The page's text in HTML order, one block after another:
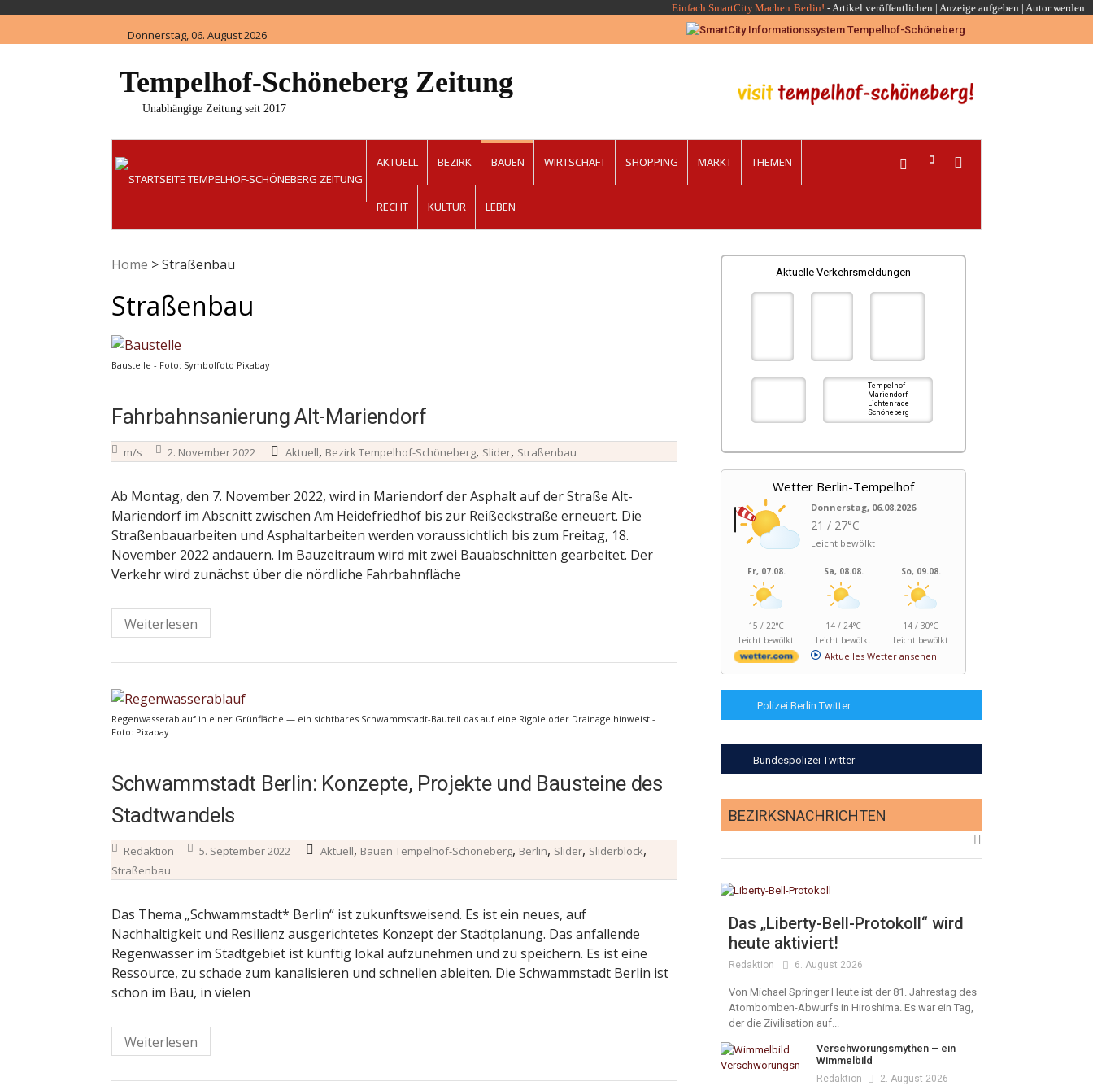
content
Einfach.SmartCity.Machen:Berlin! -Artikel veröffentlichen | Anzeige aufgeben | Autor werden
Donnerstag, 06. August 2026
Tempelhof-Schöneberg Zeitung
Unabhängige Zeitung seit 2017
AKTUELL BEZIRK BAUEN WIRTSCHAFT SHOPPING MARKT THEMEN
RECHT KULTUR LEBEN
Home >Straßenbau
Straßenbau
Baustelle - Foto: Symbolfoto Pixabay
Fahrbahnsanierung Alt-Mariendorf
m/s 2. November 2022 Aktuell, Bezirk Tempelhof-Schöneberg, Slider, Straßenbau
Ab Montag, den 7. November 2022, wird in Mariendorf der Asphalt auf der Straße Alt-
Mariendorf im Abscnitt zwischen Am Heidefriedhof bis zur Reißeckstraße erneuert. Die
Straßenbauarbeiten und Asphaltarbeiten werden voraussichtlich bis zum Freitag, 18.
November 2022 andauern. Im Bauzeitraum wird mit zwei Bauabschnitten gearbeitet. Der
Verkehr wird zunächst über die nördliche Fahrbahnfläche
Weiterlesen
Regenwasserablauf in einer Grünfläche — ein sichtbares Schwammstadt-Bauteil das auf eine Rigole oder Drainage hinweist -
Foto: Pixabay
Schwammstadt Berlin: Konzepte, Projekte und Bausteine des
Stadtwandels
Redaktion 5. September 2022 Aktuell, Bauen Tempelhof-Schöneberg, Berlin, Slider, Sliderblock,
Straßenbau
Das Thema „Schwammstadt* Berlin“ ist zukunftsweisend. Es ist ein neues, auf
Nachhaltigkeit und Resilienz ausgerichtetes Konzept der Stadtplanung. Das anfallende
Regenwasser im Stadtgebiet ist künftig lokal aufzunehmen und zu speichern. Es ist eine
Ressource, zu schade zum kanalisieren und schnellen ableiten. Die Schwammstadt Berlin ist
schon im Bau, in vielen
Weiterlesen
Aktuelle Verkehrsmeldungen
Tempelhof
Mariendorf
Lichtenrade
Schöneberg
Wetter Berlin-Tempelhof
Donnerstag, 06.08.2026
21 / 27°C
Leicht bewölkt
Fr, 07.08.
15 / 22°C
Leicht bewölkt
Sa, 08.08.
14 / 24°C
Leicht bewölkt
So, 09.08.
14 / 30°C
Leicht bewölkt
Aktuelles Wetter ansehen
Polizei Berlin Twitter
Bundespolizei Twitter
BEZIRKSNACHRICHTEN
Das „Liberty-Bell-Protokoll“ wird
heute aktiviert!
Redaktion 6. August 2026
Von Michael Springer Heute ist der 81. Jahrestag des
Atombomben-Abwurfs in Hiroshima. Es war ein Tag,
der die Zivilisation auf...
Verschwörungsmythen – ein
Wimmelbild
Redaktion 2. August 2026